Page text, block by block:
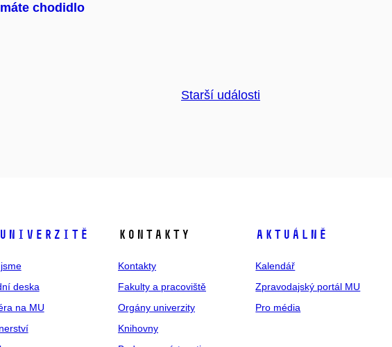
chodidlo
Starší události
univerzitě
deska
na MU
Kontakty
Kontakty
Fakulty a pracoviště
Orgány univerzity
Knihovny
Aktuálně
Kalendář
Zpravodajský portál MU
Pro média